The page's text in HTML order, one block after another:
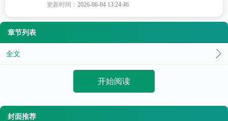
更新时间：2026-06-04 13:24:46
章节列表
全文
开始阅读
封面推荐